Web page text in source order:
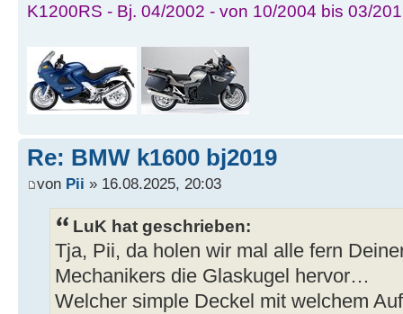
K1200RS - Bj. 04/2002 - von 10/2004 bis 03/
Re: BMW k1600 bj2019
von Pii » 16.08.2025, 20:03
LuK hat geschrieben:
Tja, Pii, da holen wir mal alle fern
Mechanikers die Glaskugel hervor…
Welcher simple Deckel mit welchem